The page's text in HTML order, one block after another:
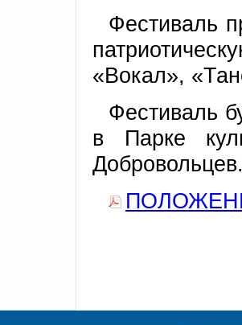
Фестиваль
«Вокал»,
Фестиваль
в Парке